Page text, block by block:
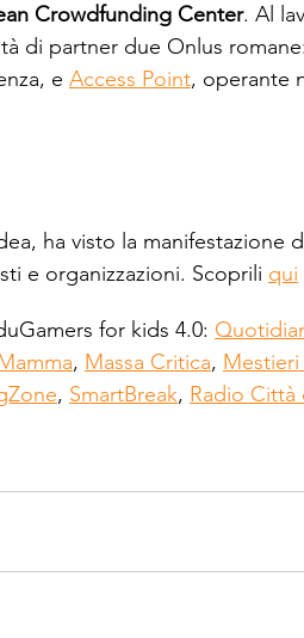
Crowdfunding Center. Al
di partner due Onlus romane:
e Access Point, operante
ha visto la manifestazione
e organizzazioni. Scoprili qui
for kids 4.0:
, Massa Critica,
, SmartBreak, Radio Città